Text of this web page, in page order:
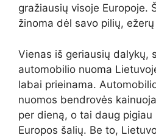
gražiausių visoje Europoje.
žinoma dėl savo pilių,
Vienas iš geriausių dalykų,
automobilio nuoma
labai prieinama.
nuomos bendrovės
per dieną, o tai daug
Europos šalių. Be to,